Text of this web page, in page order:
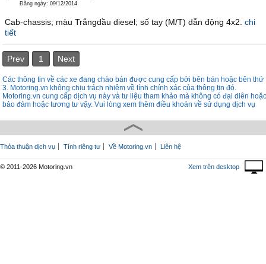
Đăng ngày: 09/12/2014
Cab-chassis; màu Trắngdầu diesel; số tay (M/T) dẫn động 4x2. chi
tiết
Prev 1 Next
Các thông tin về các xe đang chào bán được cung cấp bởi bên bán hoặc bên thứ
3. Motoring.vn không chịu trách nhiệm về tính chính xác của thông tin đó.
Motoring.vn cung cấp dịch vụ này và tư liệu tham khảo mà không có đại diên hoặc
bảo đảm hoặc tương tư vậy. Vui lòng xem thêm điều khoản về sử dụng dịch vụ
Thỏa thuận dịch vụ Tính riêng tư Về Motoring.vn Liên hệ
© 2011-2026 Motoring.vn Xem trên desktop